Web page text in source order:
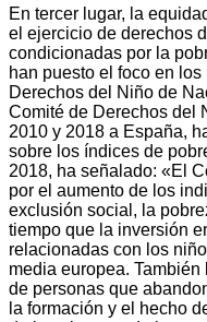
En tercer lugar, la
el ejercicio de derechos
condicionadas por la
han puesto el foco en
Derechos del Niño de
Comité de Derechos del
2010 y 2018 a España,
sobre los índices de
2018, ha señalado: «El
por el aumento de los
exclusión social, la
tiempo que la inversión
relacionadas con los
media europea.
de personas que
la formación y el hecho